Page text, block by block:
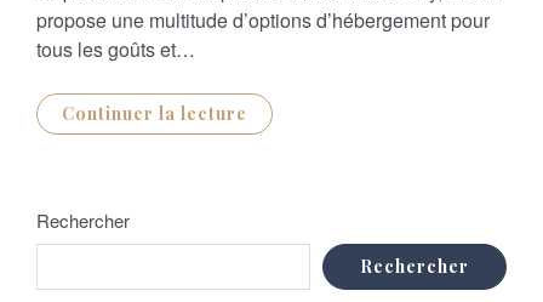
propose une multitude d’options d’hébergement pour
tous les goûts et…
Continuer la lecture
Rechercher
Rechercher